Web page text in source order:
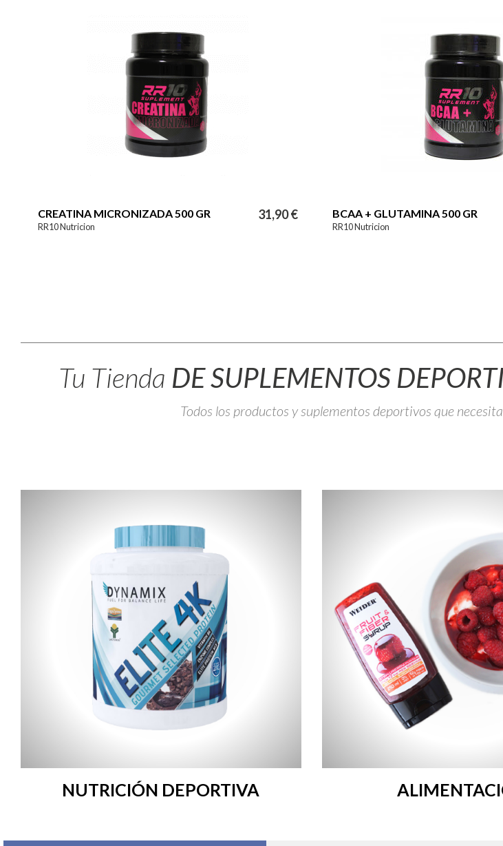
CREATINA MICRONIZADA 500 GR
RR10 Nutricion
31,90 € BCAA + GLUTAMINA 500 GR
RR10 Nutricion
Tu Tienda DE SUPLEMENTOS
Todos los productos y suplementos deportivos que
NUTRICIÓN DEPORTIVA